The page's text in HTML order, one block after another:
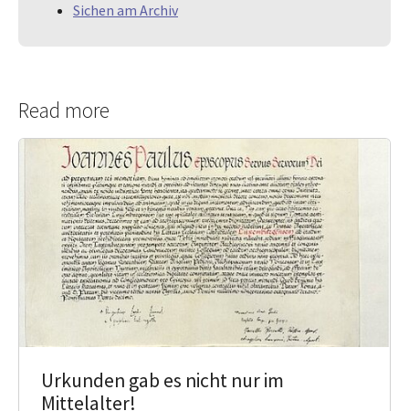
Sichen am Archiv
Read more
Urkunden gab es nicht nur im
Mittelalter!